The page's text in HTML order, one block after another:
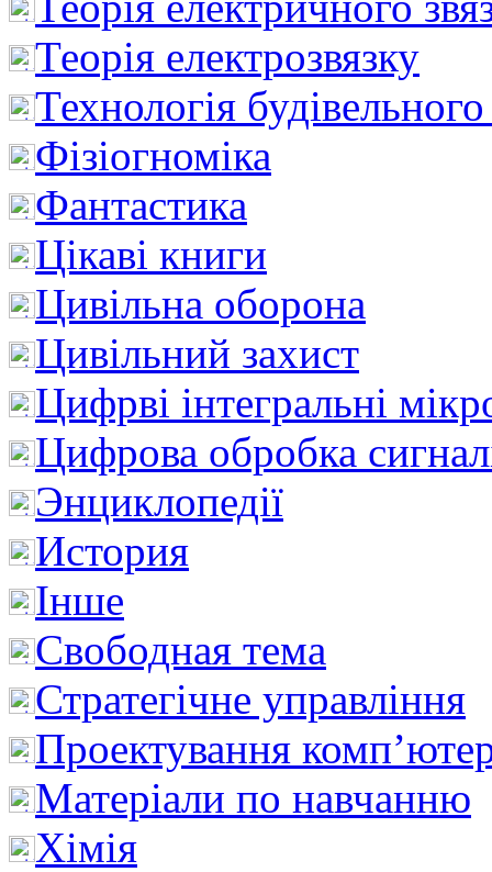
Теорія електрозвязку
Технологія
Фізіогноміка
Фантастика
Цікаві книги
Цивільна оборона
Цивільний захист
Цифрві інтегральні
Цифрова обробка
Энциклопедії
История
Інше
Свободная тема
Стратегічне управління
Проектування
Матеріали по навчанню
Хімія